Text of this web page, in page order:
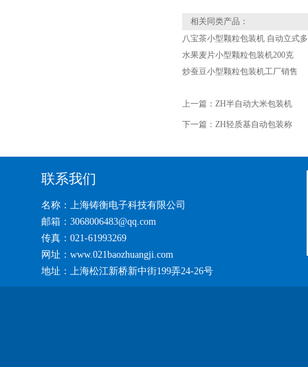
相关同类产品：
八宝茶小型颗粒包装机 自动立式
水果麦片小型颗粒包装机200克
炒蚕豆小型颗粒包装机工厂销售
上一篇： ZH半自动大米包装机
下一篇： ZH轻质基自动包装称
联系我们
名称：上海铸衡电子科技有限公司
邮箱：3068006483@qq.com
传真：021-61993269
网址：www.021baozhuangji.com
地址：上海松江新桥新中街199弄24-26号